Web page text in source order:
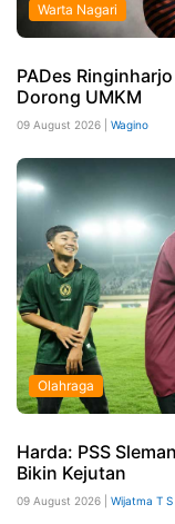
Warta Nagari
PADes
Dorong UMKM
09 August 2026 | Wagino
Olahraga
Harda: PSS
Bikin Kejutan
09 August 2026 | Wijatma T S